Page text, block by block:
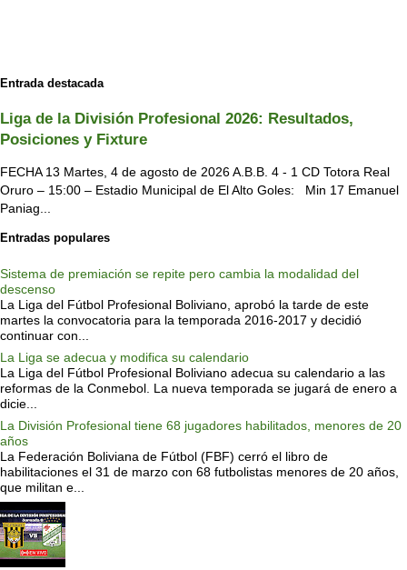
Entrada destacada
Liga de la División Profesional 2026: Resultados,
Posiciones y Fixture
FECHA 13 Martes, 4 de agosto de 2026 A.B.B. 4 - 1 CD Totora Real
Oruro – 15:00 – Estadio Municipal de El Alto Goles: Min 17 Emanuel
Paniag...
Entradas populares
Sistema de premiación se repite pero cambia la modalidad del
descenso
La Liga del Fútbol Profesional Boliviano, aprobó la tarde de este
martes la convocatoria para la temporada 2016-2017 y decidió
continuar con...
La Liga se adecua y modifica su calendario
La Liga del Fútbol Profesional Boliviano adecua su calendario a las
reformas de la Conmebol. La nueva temporada se jugará de enero a
dicie...
La División Profesional tiene 68 jugadores habilitados, menores de 20
años
La Federación Boliviana de Fútbol (FBF) cerró el libro de
habilitaciones el 31 de marzo con 68 futbolistas menores de 20 años,
que militan e...